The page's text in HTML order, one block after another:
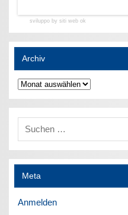
sviluppo by siti web ok
Archiv
Archiv
Meta
Anmelden